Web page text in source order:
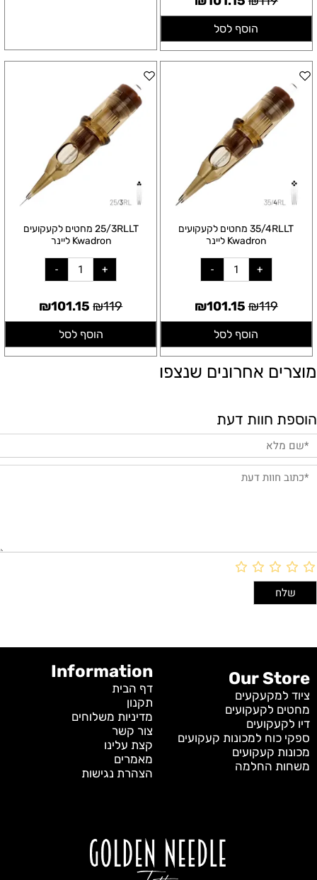
הוסף לסל
35/4RLLT מחטים לקעקועים
Kwadron ליינר
₪119
₪101.15
הוסף לסל
25/3RLLT מחטים לקעקועים
Kwadron ליינר
₪119
₪101.15
הוסף לסל
מוצרים אחרונים שנצפו
הוספת חוות דעת
Our Store
ציוד למקעקעים
מחטים לקעקועים
דיו לקעקועים
ספקי כוח למכונות קעקועים
מכונות קעקועים
משחות החלמה
Information
דף הבית
תקנון
מדיניות משלוחים
צור קשר
קצת עלינו
מאמרים
הצהרת נגישות